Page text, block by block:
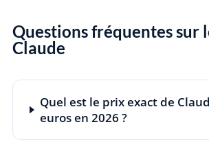
Questions fréquentes sur
Claude
Quel est le prix exact de
euros en 2026 ?